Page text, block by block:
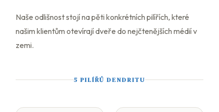
Naše odlišnost stojí na pěti konkrétních pilířích, které
našim klientům otevírají dveře do nejčtenějších médií v
zemi.
5 PILÍŘŮ DENDRITU